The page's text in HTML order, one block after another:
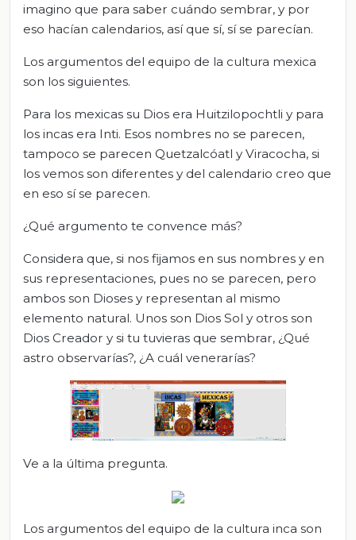
imagino que para saber cuándo sembrar, y por
eso hacían calendarios, así que sí, sí se parecían.
Los argumentos del equipo de la cultura mexica
son los siguientes.
Para los mexicas su Dios era Huitzilopochtli y para
los incas era Inti. Esos nombres no se parecen,
tampoco se parecen Quetzalcóatl y Viracocha, si
los vemos son diferentes y del calendario creo que
en eso sí se parecen.
¿Qué argumento te convence más?
Considera que, si nos fijamos en sus nombres y en
sus representaciones, pues no se parecen, pero
ambos son Dioses y representan al mismo
elemento natural. Unos son Dios Sol y otros son
Dios Creador y si tu tuvieras que sembrar, ¿Qué
astro observarías?, ¿A cuál venerarías?
Ve a la última pregunta.
Los argumentos del equipo de la cultura inca son